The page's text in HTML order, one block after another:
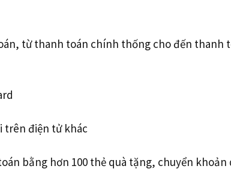
từ thanh toán chính thống cho đến thanh
trên điện tử khác
bằng hơn 100 thẻ quà tặng, chuyển khoản